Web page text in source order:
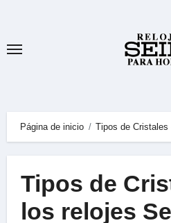
contenido
Página de inicio Tipos de
Tipos de
los relojes